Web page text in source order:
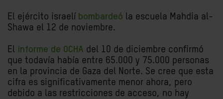
El ejército israelí bombardeó la escuela Mahdia al-
Shawa el 12 de noviembre.
El informe de OCHA del 10 de diciembre confirmó
que todavía había entre 65.000 y 75.000 personas
en la provincia de Gaza del Norte. Se cree que esta
cifra es significativamente menor ahora, pero
debido a las restricciones de acceso, no hay